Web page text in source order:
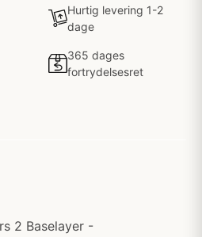
Hurtig levering 1-2
dage
365 dages
fortrydelsesret
2 Baselayer -